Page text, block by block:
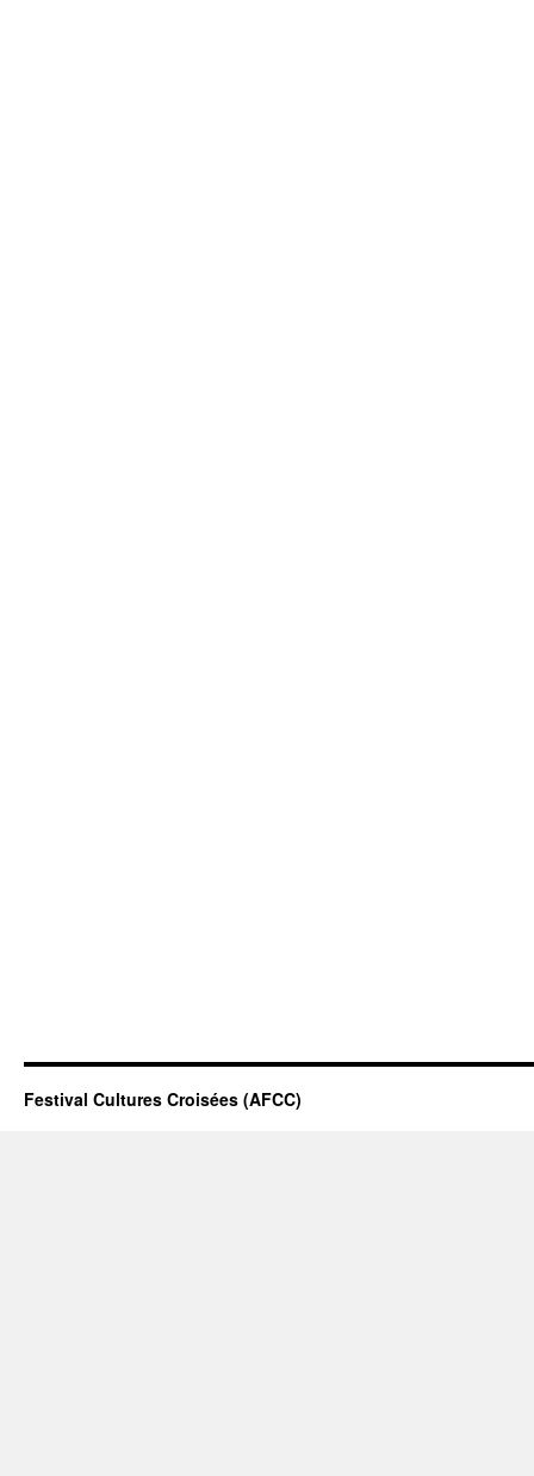
Festival Cultures Croisées (AFCC)